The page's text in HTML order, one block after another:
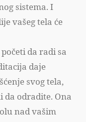
sistema. I
vašeg tela će
da radi sa
daje
svog tela,
da odradite. Ona
nad vašim